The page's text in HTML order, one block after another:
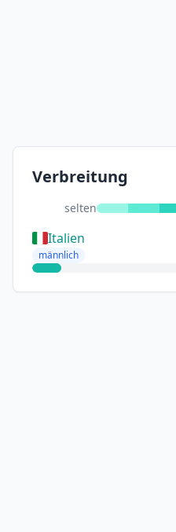
Verbreitung
selten
Italien
männlich